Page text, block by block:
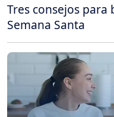
Tres consejos para
Semana Santa